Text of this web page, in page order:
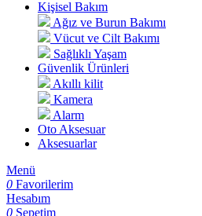
Kişisel Bakım
Ağız ve Burun Bakımı
Vücut ve Cilt Bakımı
Sağlıklı Yaşam
Güvenlik Ürünleri
Akıllı kilit
Kamera
Alarm
Oto Aksesuar
Aksesuarlar
Menü
0 Favorilerim
Hesabım
0 Sepetim